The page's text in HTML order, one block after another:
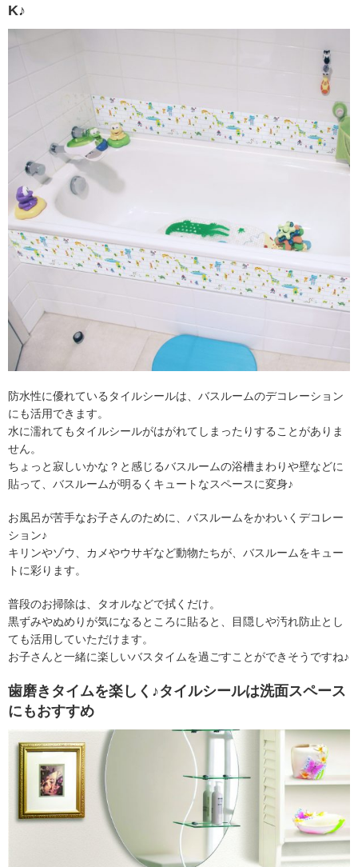
K♪
防水性に優れているタイルシールは、バスルームのデコレーション
にも活用できます。
水に濡れてもタイルシールがはがれてしまったりすることがありま
せん。
ちょっと寂しいかな？と感じるバスルームの浴槽まわりや壁などに
貼って、バスルームが明るくキュートなスペースに変身♪
お風呂が苦手なお子さんのために、バスルームをかわいくデコレー
ション♪
キリンやゾウ、カメやウサギなど動物たちが、バスルームをキュー
トに彩ります。
普段のお掃除は、タオルなどで拭くだけ。
黒ずみやぬめりが気になるところに貼ると、目隠しや汚れ防止とし
ても活用していただけます。
お子さんと一緒に楽しいバスタイムを過ごすことができそうですね♪
歯磨きタイムを楽しく♪タイルシールは洗面スペース
にもおすすめ